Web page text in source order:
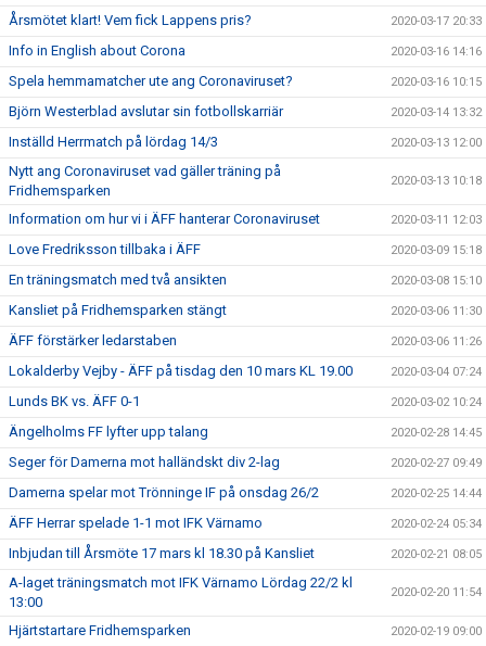
Årsmötet klart! Vem fick Lappens pris? 2020-03-17 20:33
Info in English about Corona 2020-03-16 14:16
Spela hemmamatcher ute ang Coronaviruset? 2020-03-16 10:15
Björn Westerblad avslutar sin fotbollskarriär 2020-03-14 13:32
Inställd Herrmatch på lördag 14/3 2020-03-13 12:00
Nytt ang Coronaviruset vad gäller träning på
Fridhemsparken
2020-03-13 10:18
Information om hur vi i ÄFF hanterar Coronaviruset 2020-03-11 12:03
Love Fredriksson tillbaka i ÄFF 2020-03-09 15:18
En träningsmatch med två ansikten 2020-03-08 15:10
Kansliet på Fridhemsparken stängt 2020-03-06 11:30
ÄFF förstärker ledarstaben 2020-03-06 11:26
Lokalderby Vejby - ÄFF på tisdag den 10 mars KL 19.00 2020-03-04 07:24
Lunds BK vs. ÄFF 0-1 2020-03-02 10:24
Ängelholms FF lyfter upp talang 2020-02-28 14:45
Seger för Damerna mot halländskt div 2-lag 2020-02-27 09:49
Damerna spelar mot Trönninge IF på onsdag 26/2 2020-02-25 14:44
ÄFF Herrar spelade 1-1 mot IFK Värnamo 2020-02-24 05:34
Inbjudan till Årsmöte 17 mars kl 18.30 på Kansliet 2020-02-21 08:05
A-laget träningsmatch mot IFK Värnamo Lördag 22/2 kl
13:00
2020-02-20 11:54
Hjärtstartare Fridhemsparken 2020-02-19 09:00